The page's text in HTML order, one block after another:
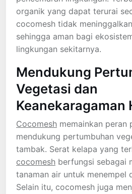
organik yang dapat terurai
cocomesh tidak
sehingga aman bagi
lingkungan sekitarnya.
Mendukung
Vegetasi dan
Keanekaragaman
Cocomesh memainkan peran
mendukung pertumbuhan
tambak. Serat kelapa yang
cocomesh berfungsi sebagai
tanaman air untuk menempel
Selain itu, cocomesh juga